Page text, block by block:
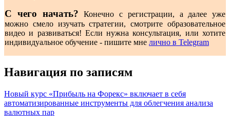
С чего начать?Конечно с регистрации, а далее уже
можно смело изучать стратегии, смотрите образовательное
видео и развиваться! Если нужна консультация, или хотите
индивидуальное обучение - пишите мне лично в Telegram
Навигация по записям
Новый курс «Прибыль на Форекс» включает в себя
автоматизированные инструменты для облегчения анализа
валютных пар